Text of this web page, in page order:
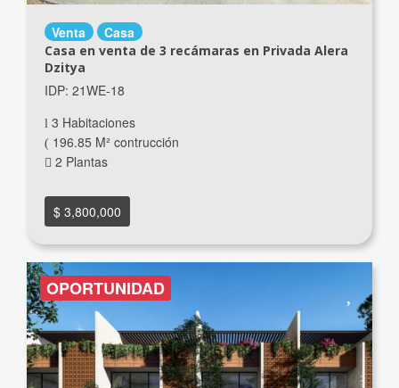
Venta Casa
Casa en venta de 3 recámaras en Privada Alera
Dzitya
IDP: 21WE-18
3 Habitaciones
196.85 M² contrucción
2 Plantas
$ 3,800,000
OPORTUNIDAD